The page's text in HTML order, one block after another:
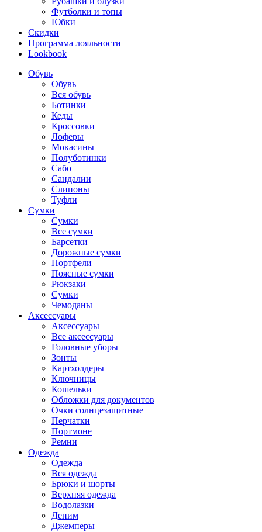
Футболки и топы
Юбки
Скидки
Программа лояльности
Lookbook
Обувь
Обувь
Вся обувь
Ботинки
Кеды
Кроссовки
Лоферы
Мокасины
Полуботинки
Сабо
Сандалии
Слипоны
Туфли
Сумки
Сумки
Все сумки
Барсетки
Дорожные сумки
Портфели
Поясные сумки
Рюкзаки
Сумки
Чемоданы
Аксессуары
Аксессуары
Все аксессуары
Головные уборы
Зонты
Картхолдеры
Ключницы
Кошельки
Обложки для документов
Очки солнцезащитные
Перчатки
Портмоне
Ремни
Одежда
Одежда
Вся одежда
Брюки и шорты
Верхняя одежда
Водолазки
Деним
Джемперы